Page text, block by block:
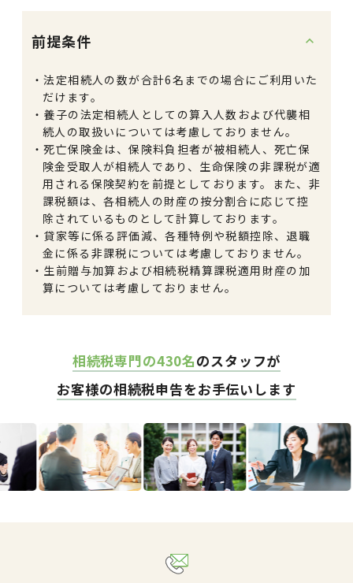
前提条件
法定相続人の数が合計6名までの場合にご利用いた
だけます。
養子の法定相続人としての算入人数および代襲相
続人の取扱いについては考慮しておりません。
死亡保険金は、保険料負担者が被相続人、死亡保
険金受取人が相続人であり、生命保険の非課税が適
用される保険契約を前提としております。また、非
課税額は、各相続人の財産の按分割合に応じて控
除されているものとして計算しております。
貸家等に係る評価減、各種特例や税額控除、退職
金に係る非課税については考慮しておりません。
生前贈与加算および相続税精算課税適用財産の加
算については考慮しておりません。
相続税専門の430名のスタッフが
お客様の相続税申告をお手伝いします